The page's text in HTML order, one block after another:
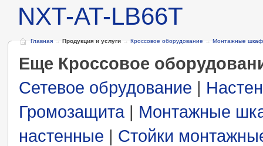
NXT-AT-LB66T
Главная → Продукция и услуги → Кроссовое оборудование → Монтажные
Еще Кроссовое
Сетевое обрудование |
Громозащита| Монтажные
настенные | Стойки